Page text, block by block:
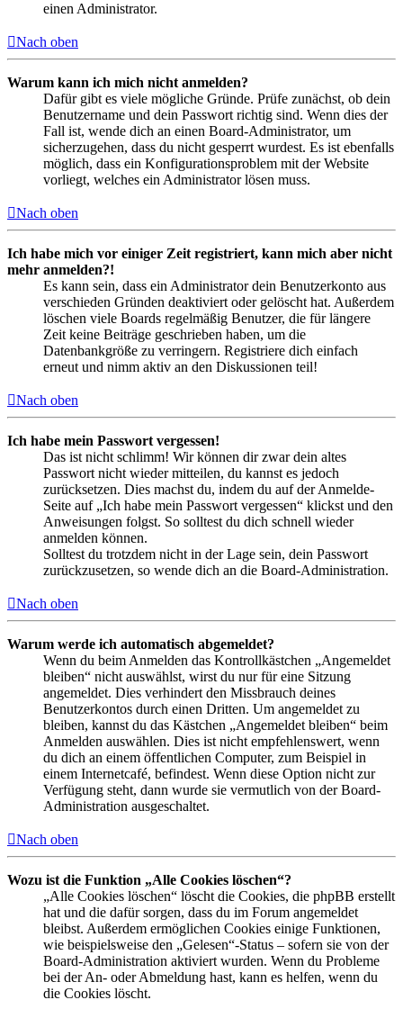
einen Administrator.
Nach oben
Warum kann ich mich nicht anmelden?
Dafür gibt es viele mögliche Gründe. Prüfe zunächst, ob dein
Benutzername und dein Passwort richtig sind. Wenn dies der
Fall ist, wende dich an einen Board-Administrator, um
sicherzugehen, dass du nicht gesperrt wurdest. Es ist ebenfalls
möglich, dass ein Konfigurationsproblem mit der Website
vorliegt, welches ein Administrator lösen muss.
Nach oben
Ich habe mich vor einiger Zeit registriert, kann mich aber nicht
mehr anmelden?!
Es kann sein, dass ein Administrator dein Benutzerkonto aus
verschieden Gründen deaktiviert oder gelöscht hat. Außerdem
löschen viele Boards regelmäßig Benutzer, die für längere
Zeit keine Beiträge geschrieben haben, um die
Datenbankgröße zu verringern. Registriere dich einfach
erneut und nimm aktiv an den Diskussionen teil!
Nach oben
Ich habe mein Passwort vergessen!
Das ist nicht schlimm! Wir können dir zwar dein altes
Passwort nicht wieder mitteilen, du kannst es jedoch
zurücksetzen. Dies machst du, indem du auf der Anmelde-
Seite auf „Ich habe mein Passwort vergessen“ klickst und den
Anweisungen folgst. So solltest du dich schnell wieder
anmelden können.
Solltest du trotzdem nicht in der Lage sein, dein Passwort
zurückzusetzen, so wende dich an die Board-Administration.
Nach oben
Warum werde ich automatisch abgemeldet?
Wenn du beim Anmelden das Kontrollkästchen „Angemeldet
bleiben“ nicht auswählst, wirst du nur für eine Sitzung
angemeldet. Dies verhindert den Missbrauch deines
Benutzerkontos durch einen Dritten. Um angemeldet zu
bleiben, kannst du das Kästchen „Angemeldet bleiben“ beim
Anmelden auswählen. Dies ist nicht empfehlenswert, wenn
du dich an einem öffentlichen Computer, zum Beispiel in
einem Internetcafé, befindest. Wenn diese Option nicht zur
Verfügung steht, dann wurde sie vermutlich von der Board-
Administration ausgeschaltet.
Nach oben
Wozu ist die Funktion „Alle Cookies löschen“?
„Alle Cookies löschen“ löscht die Cookies, die phpBB erstellt
hat und die dafür sorgen, dass du im Forum angemeldet
bleibst. Außerdem ermöglichen Cookies einige Funktionen,
wie beispielsweise den „Gelesen“-Status – sofern sie von der
Board-Administration aktiviert wurden. Wenn du Probleme
bei der An- oder Abmeldung hast, kann es helfen, wenn du
die Cookies löscht.